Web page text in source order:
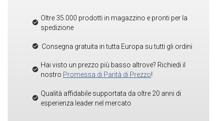
Oltre 35.000 prodotti in magazzino e pronti per la
spedizione
Consegna gratuita in tutta Europa su tutti gli ordini
Hai visto un prezzo più basso altrove? Richiedi il
nostro Promessa di Parità di Prezzo!
Qualità affidabile supportata da oltre 20 anni di
esperienza leader nel mercato